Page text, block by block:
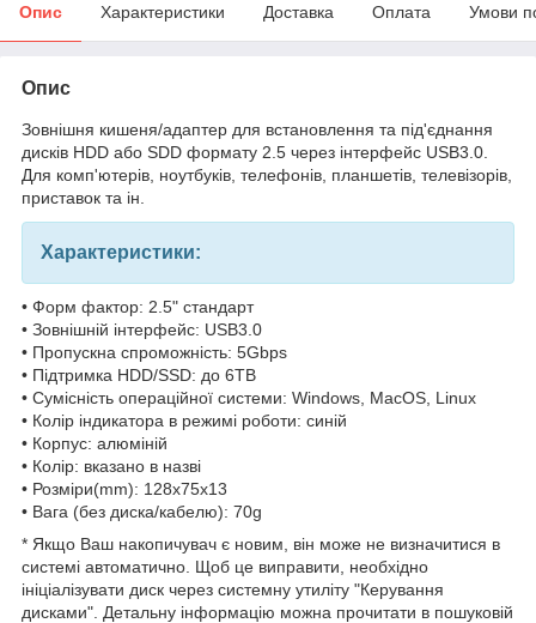
Опис Характеристики Доставка Оплата Умови
Опис
Зовнішня кишеня/адаптер для встановлення та під'єднання
дисків HDD або SDD формату 2.5 через інтерфейс USB3.0.
Для комп'ютерів, ноутбуків, телефонів, планшетів, телевізорів,
приставок та ін.
Характеристики:
• Форм фактор: 2.5" стандарт
• Зовнішній інтерфейс: USB3.0
• Пропускна спроможність: 5Gbps
• Підтримка HDD/SSD: до 6TB
• Сумісність операційної системи: Windows, MacOS, Linux
• Колір індикатора в режимі роботи: синій
• Корпус: алюміній
• Колір: вказано в назві
• Розміри(mm): 128x75x13
• Вага (без диска/кабелю): 70g
* Якщо Ваш накопичувач є новим, він може не визначитися в
системі автоматично. Щоб це виправити, необхідно
ініціалізувати диск через системну утиліту "Керування
дисками". Детальну інформацію можна прочитати в пошуковій